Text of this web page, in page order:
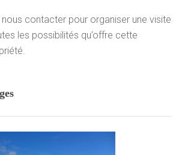
nous contacter pour organiser une visite
les possibilités qu’offre cette